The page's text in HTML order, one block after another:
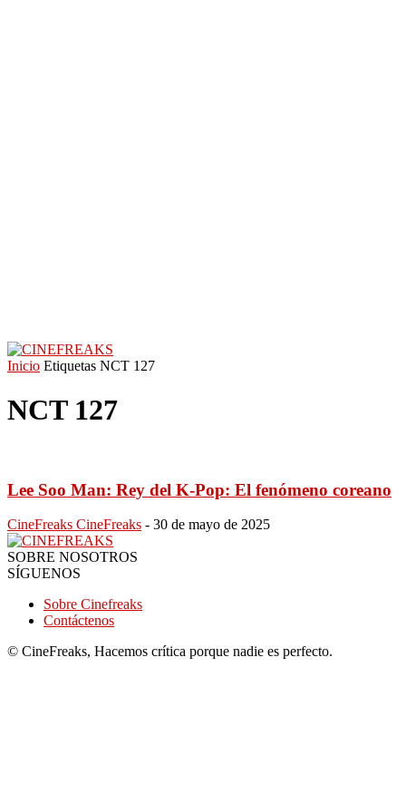
Inicio Etiquetas NCT 127
NCT 127
Lee Soo Man: Rey del K-Pop: El fenómeno coreano
CineFreaks CineFreaks - 30 de mayo de 2025
SOBRE NOSOTROS
SÍGUENOS
Sobre Cinefreaks
Contáctenos
© CineFreaks, Hacemos crítica porque nadie es perfecto.